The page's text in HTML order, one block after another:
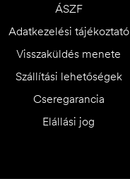
ÁSZF
Adatkezelési tájékoztató
Visszaküldés menete
Szállítási lehetőségek
Cseregarancia
Elállási jog